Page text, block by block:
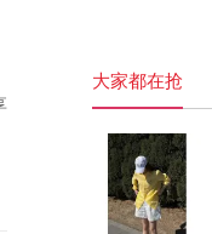
大家都在抢